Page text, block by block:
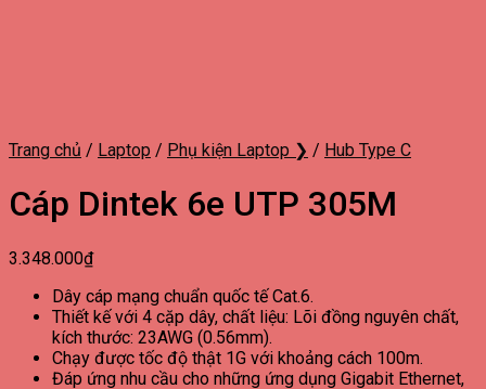
Trang chủ / Laptop / Phụ kiện Laptop ❯ / Hub Type C
Cáp Dintek 6e UTP 305M
3.348.000₫
Dây cáp mạng chuẩn quốc tế Cat.6.
Thiết kế với 4 cặp dây, chất liệu: Lõi đồng nguyên chất,
kích thước: 23AWG (0.56mm).
Chạy được tốc độ thật 1G với khoảng cách 100m.
Đáp ứng nhu cầu cho những ứng dụng Gigabit Ethernet,